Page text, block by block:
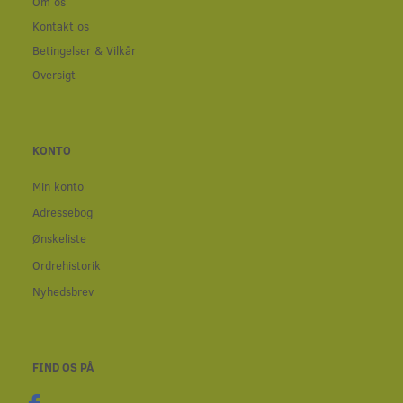
Kontakt os
Betingelser & Vilkår
Oversigt
KONTO
Min konto
Adressebog
Ønskeliste
Ordrehistorik
Nyhedsbrev
FIND OS PÅ